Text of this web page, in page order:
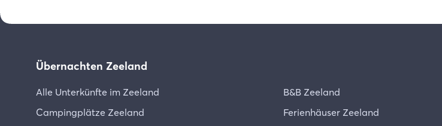
Übernachten Zeeland
Alle Unterkünfte im Zeeland
Campingplätze Zeeland
B&B Zeeland
Ferienhäuser Zeeland